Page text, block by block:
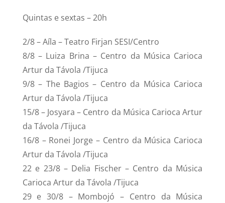
Quintas e sextas – 20h
2/8 – Aíla – Teatro Firjan SESI/Centro
8/8 – Luiza Brina – Centro da Música Carioca
Artur da Távola /Tijuca
9/8 – The Bagios – Centro da Música Carioca
Artur da Távola /Tijuca
15/8 – Josyara – Centro da Música Carioca Artur
da Távola /Tijuca
16/8 – Ronei Jorge – Centro da Música Carioca
Artur da Távola /Tijuca
22 e 23/8 – Delia Fischer – Centro da Música
Carioca Artur da Távola /Tijuca
29 e 30/8 – Mombojó – Centro da Música